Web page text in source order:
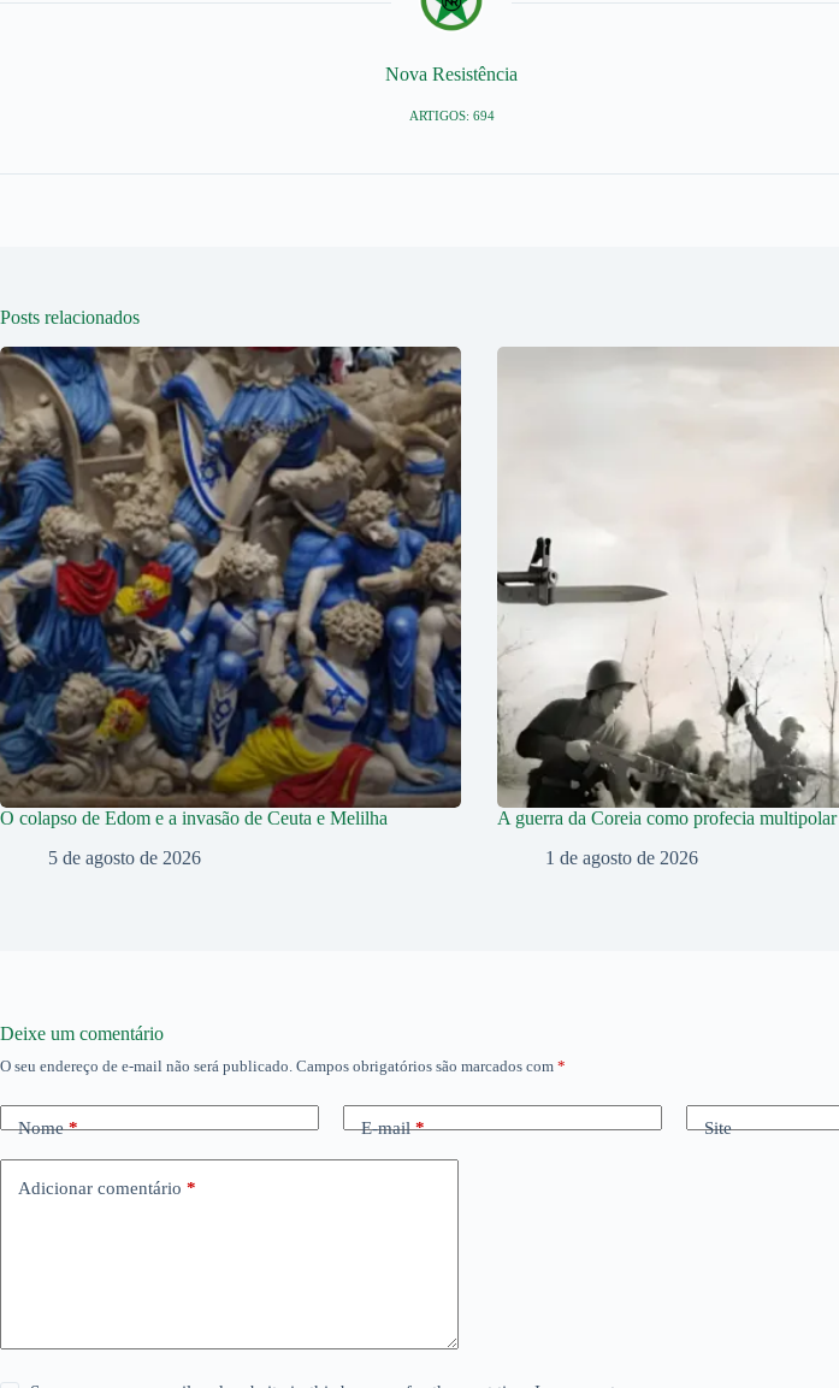
Nova Resistência
ARTIGOS: 694
Posts relacionados
O colapso de Edom e a invasão de Ceuta e Melilha
5 de agosto de 2026
A guerra da Coreia como profecia multipolar
1 de agosto de 2026
Deixe um comentário
O seu endereço de e-mail não será publicado. Campos obrigatórios são marcados com *
Nome* E-mail* Site
Adicionar comentário *